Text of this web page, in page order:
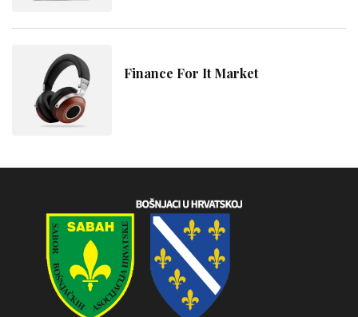
Finance For It Market